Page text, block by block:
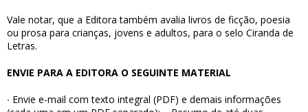
Vale notar, que a Editora também avalia livros de ficção, poesia
ou prosa para crianças, jovens e adultos, para o selo Ciranda de
Letras.
ENVIE PARA A EDITORA O SEGUINTE MATERIAL
∙ Envie e-mail com texto integral (PDF) e demais informações